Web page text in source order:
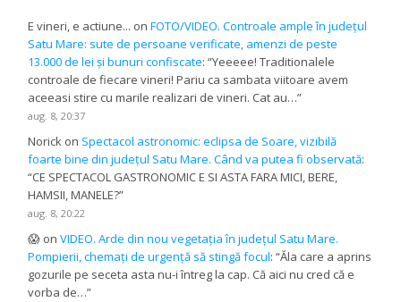
E vineri, e actiune... onFOTO/VIDEO. Controale ample în județul
Satu Mare: sute de persoane verificate, amenzi de peste
13.000 de lei și bunuri confiscate: “Yeeeee! Traditionalele
controale de fiecare vineri! Pariu ca sambata viitoare avem
aceeasi stire cu marile realizari de vineri. Cat au…”
aug. 8, 20:37
Norick on Spectacol astronomic: eclipsa de Soare, vizibilă
foarte bine din județul Satu Mare. Când va putea fi observată:
“CE SPECTACOL GASTRONOMIC E SI ASTA FARA MICI, BERE,
HAMSII, MANELE?”
aug. 8, 20:22
😱 onVIDEO. Arde din nou vegetația în județul Satu Mare.
Pompierii, chemați de urgență să stingă focul: “Ăla care a aprins
gozurile pe seceta asta nu-i întreg la cap. Că aici nu cred că e
vorba de…”